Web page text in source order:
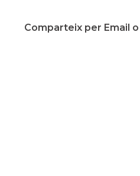
Comparteix per Email